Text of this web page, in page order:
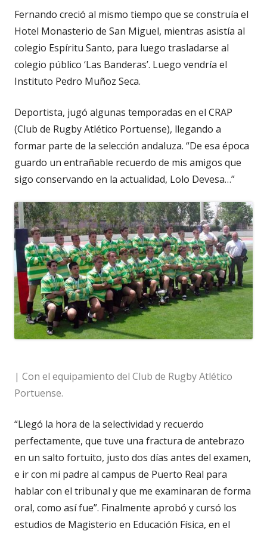
Fernando creció al mismo tiempo que se construía el
Hotel Monasterio de San Miguel, mientras asistía al
colegio Espíritu Santo, para luego trasladarse al
colegio público ‘Las Banderas’. Luego vendría el
Instituto Pedro Muñoz Seca.
Deportista, jugó algunas temporadas en el CRAP
(Club de Rugby Atlético Portuense), llegando a
formar parte de la selección andaluza. “De esa época
guardo un entrañable recuerdo de mis amigos que
sigo conservando en la actualidad, Lolo Devesa…”
| Con el equipamiento del Club de Rugby Atlético
Portuense.
“Llegó la hora de la selectividad y recuerdo
perfectamente, que tuve una fractura de antebrazo
en un salto fortuito, justo dos días antes del examen,
e ir con mi padre al campus de Puerto Real para
hablar con el tribunal y que me examinaran de forma
oral, como así fue”. Finalmente aprobó y cursó los
estudios de Magisterio en Educación Física, en el